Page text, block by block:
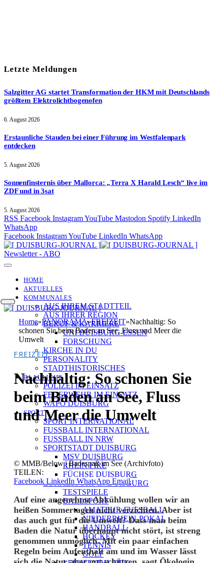
Letzte Meldungen
Salzgitter AG startet Transformation der HKM mit Deutschlands
größtem Elektrolichtbogenofen
6. August 2026
Erstaunliche Stauden bei einer Führung im Westfalenpark
entdecken
5. August 2026
Sonnenfinsternis über Mallorca: „Terra X Harald Lesch“ live im
ZDF und in 3sat
5. August 2026
RSS Facebook InstagramYouTube Mastodon Spotify LinkedIn
WhatsApp
Facebook InstagramYouTube LinkedIn WhatsApp
Newsletter - ABO
HOME
AKTUELLES
KOMMUNALES
AUS IHREM STADTTEIL
AUS IHRER REGION
BERUF & KARRIERE
UNI DUISBURG-ESSEN
FORSCHUNG
KIRCHE IN DU
PERSONALITY
STADTHISTORISCHES
BLAULICHT
POLIZEI IM EINSATZ
FEUERWEHR IM EINSATZ
WAPO DUISBURG
SPORT
SPORT INTERNATIONAL
FUSSBALL INTERNATIONAL
FUSSBALL IN NRW
SPORTSTADT DUISBURG
MSV DUISBURG
RHEIN FIRE
FÜCHSE DUISBURG
LOKALSPORT IN DUISBURG
TESTSPIELE
BALLSPORT
AMATEUR-FUSSBALL
NIEDERRHEIN-POKAL
HANDBALL
HOCKEY
TENNIS
GOLF
Home»PANORAMA»FREIZEIT»Nachhaltig: So
schonen Sie beim Baden an See, Fluss und Meer die
Umwelt
FREIZEIT
Nachhaltig: So schonen Sie
beim Baden an See, Fluss
und Meer die Umwelt
© MMB/Below | Badespaß im See (Archivfoto)
TEILEN:
Facebook LinkedIn WhatsApp Email
Auf eine angenehme Abkühlung wollen wir an
heißen Sommertagen nicht verzichten. Aber ist
das auch gut für die Umwelt? Dass man beim
Baden die Natur überhaupt nicht stört, ist streng
genommen unmöglich. Mit ein paar einfachen
Regeln beim Aufenthalt am und im Wasser lässt